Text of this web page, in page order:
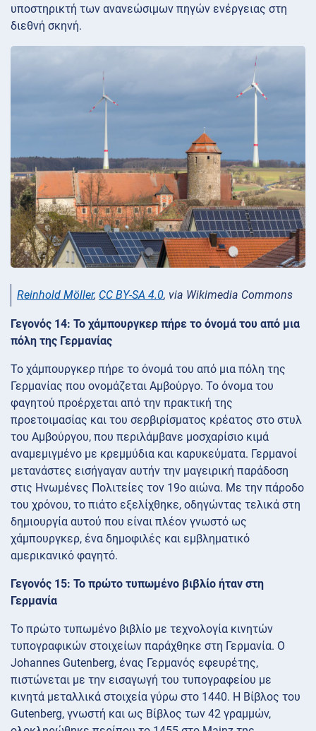
υποστηρικτή των ανανεώσιμων πηγών ενέργειας στη
διεθνή σκηνή.
Reinhold Möller, CC BY-SA 4.0, via Wikimedia Commons
Γεγονός 14: Το χάμπουργκερ πήρε το όνομά του από μια
πόλη της Γερμανίας
Το χάμπουργκερ πήρε το όνομά του από μια πόλη της
Γερμανίας που ονομάζεται Αμβούργο. Το όνομα του
φαγητού προέρχεται από την πρακτική της
προετοιμασίας και του σερβιρίσματος κρέατος στο στυλ
του Αμβούργου, που περιλάμβανε μοσχαρίσιο κιμά
αναμεμιγμένο με κρεμμύδια και καρυκεύματα. Γερμανοί
μετανάστες εισήγαγαν αυτήν την μαγειρική παράδοση
στις Ηνωμένες Πολιτείες τον 19ο αιώνα. Με την πάροδο
του χρόνου, το πιάτο εξελίχθηκε, οδηγώντας τελικά στη
δημιουργία αυτού που είναι πλέον γνωστό ως
χάμπουργκερ, ένα δημοφιλές και εμβληματικό
αμερικανικό φαγητό.
Γεγονός 15: Το πρώτο τυπωμένο βιβλίο ήταν στη
Γερμανία
Το πρώτο τυπωμένο βιβλίο με τεχνολογία κινητών
τυπογραφικών στοιχείων παράχθηκε στη Γερμανία. Ο
Johannes Gutenberg, ένας Γερμανός εφευρέτης,
πιστώνεται με την εισαγωγή του τυπογραφείου με
κινητά μεταλλικά στοιχεία γύρω στο 1440. Η Βίβλος του
Gutenberg, γνωστή και ως Βίβλος των 42 γραμμών,